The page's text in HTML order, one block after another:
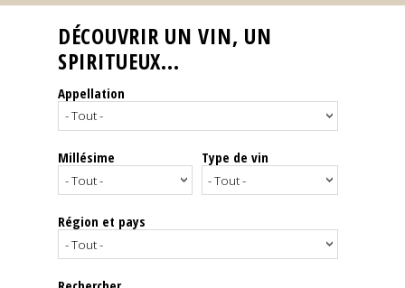
Reportages
Nos
Spiritueux
Notes
dégustation
DÉCOUVRIR UN VIN, UN
SPIRITUEUX...
Appellation
Millésime Type de vin
Région et pays